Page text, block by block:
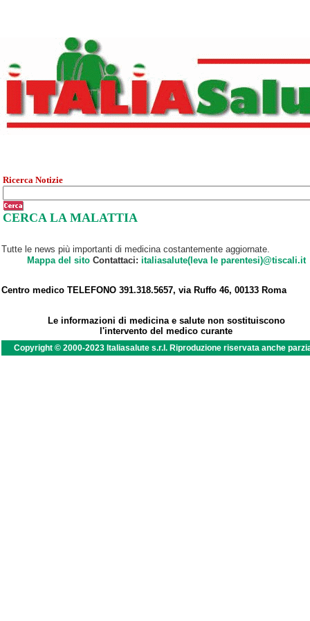
Ricerca Notizie
CERCA LA MALATTIA
Tutte le news più importanti di medicina costantemente aggiornate.
Mappa del sitoContattaci: italiasalute(leva le parentesi)@tiscali.it
Centro medico TELEFONO 391.318.5657, via Ruffo 46, 00133 Roma
Le informazioni di medicina e salute non sostituiscono
l'intervento del medico curante
Copyright © 2000-2023 Italiasalute s.r.l. Riproduzione riservata anche